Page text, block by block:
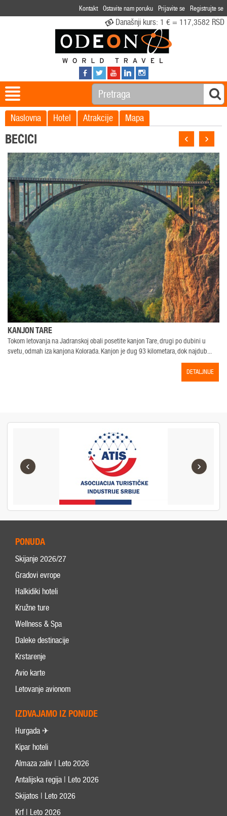
Kontakt Ostavite nam poruku Prijavite se Registrujte se
Današnji kurs: 1 € = 117,3582 RSD
Naslovna Hotel Atrakcije Mapa
BEČIĆI
KANJON TARE
Tokom letovanja na Jadranskoj obali posetite kanjon Tare, drugi po dubini u
svetu, odmah iza kanjona Kolorada. Kanjon je dug 93 kilometara, dok najdub...
DETALJNIJE
‹ ›
‹ ›
PONUDA
Skijanje 2026/27
Gradovi evrope
Halkidiki hoteli
Kružne ture
Wellness & Spa
Daleke destinacije
Krstarenje
Avio karte
Letovanje avionom
IZDVAJAMO IZ PONUDE
Hurgada ✈
Kipar hoteli
Almaza zaliv | Leto 2026
Antalijska regija | Leto 2026
Skijatos | Leto 2026
Krf | Leto 2026